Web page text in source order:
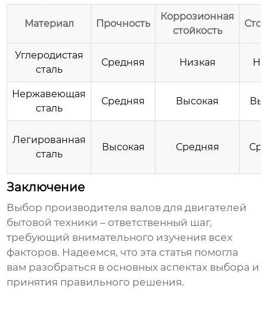
Материал Прочность
Коррозионная
стойкость
Углеродистая
сталь
Средняя Низкая
Нержавеющая
сталь
Средняя Высокая
Легированная
сталь
Высокая Средняя
Заключение
Выбор производителя валов для двигателей
бытовой техники – ответственный шаг,
требующий внимательного изучения всех
факторов. Надеемся, что эта статья помогла
вам разобраться в основных аспектах выбора и
принятия правильного решения.